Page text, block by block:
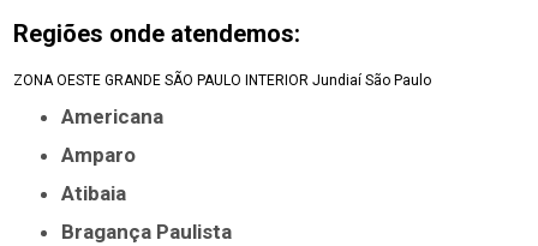
Regiões onde atendemos:
ZONA OESTE GRANDE SÃO PAULO INTERIOR Jundiaí São Paulo
Americana
Amparo
Atibaia
Bragança Paulista